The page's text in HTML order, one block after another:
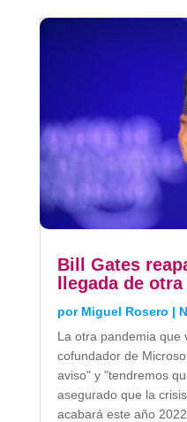
Bill Gates
llegada de
por Miguel Rosero |
La otra pandemia que
cofundador de
aviso" y "tendremos
asegurado que la
acabará este año